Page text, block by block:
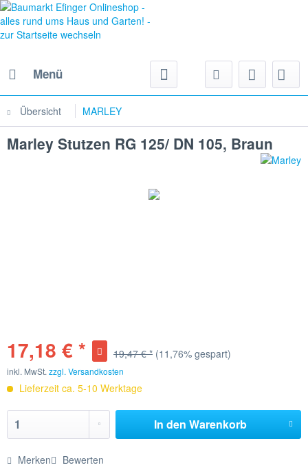
Menü
Übersicht MARLEY
Marley Stutzen RG 125/ DN 105, Braun
17,18 € * 19,47 € * (11,76% gespart)
inkl. MwSt. zzgl. Versandkosten
Lieferzeit ca. 5-10 Werktage
In den Warenkorb
Merken Bewerten